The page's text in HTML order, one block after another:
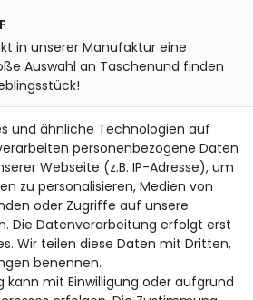
in unserer Manufaktur eine
Auswahl an Taschenund finden
und 13.00 - 15.00 Uhr
Uhr
& Lieferung
und ähnliche Technologien auf
personenbezogene Daten
Webseite (z.B. IP-Adresse), um
zu personalisieren, Medien von
oder Zugriffe auf unsere
Die Datenverarbeitung erfolgt erst
Wir teilen diese Daten mit Dritten,
benennen.
kann mit Einwilligung oder aufgrund